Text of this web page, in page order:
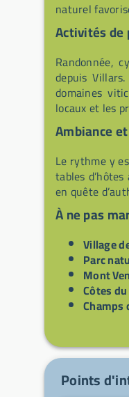
naturel
Activités
Randonnée,
depuis
domaines
locaux et les
Ambiance
Le rythme y
tables
en quête
À ne pas
Village
Parc
Mont
Côtes
Champs
Points